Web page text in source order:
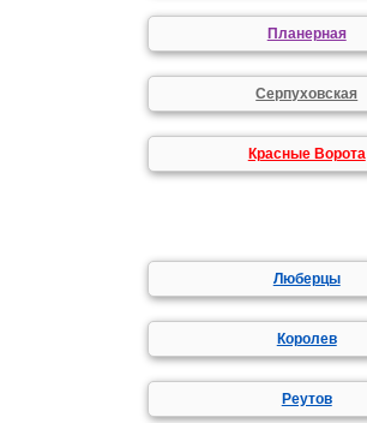
Планерная
Серпуховская
Красные Ворота
Люберцы
Королев
Реутов